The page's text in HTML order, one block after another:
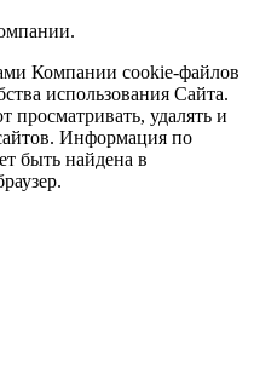
Компании cookie-файлов
использования Сайта.
просматривать, удалять и
Информация по
быть найдена в